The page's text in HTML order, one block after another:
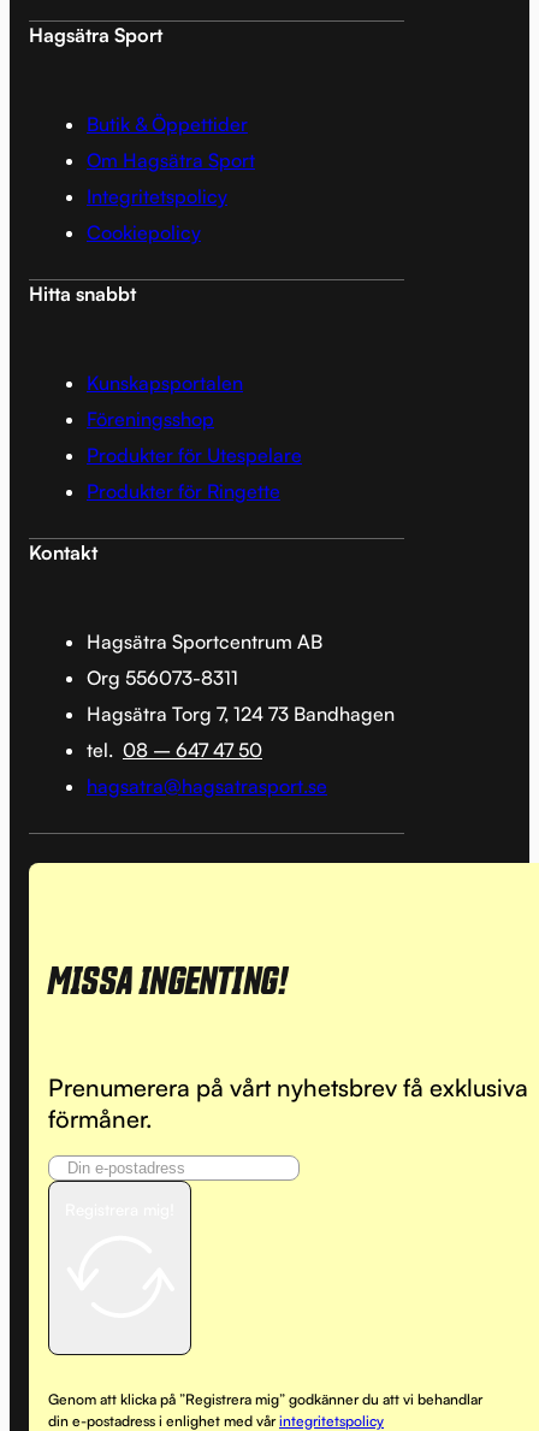
Hagsätra Sport
Butik & Öppettider
Om Hagsätra Sport
Integritetspolicy
Cookiepolicy
Hitta snabbt
Kunskapsportalen
Föreningsshop
Produkter för Utespelare
Produkter för Ringette
Kontakt
Hagsätra Sportcentrum AB
Org 556073-8311
Hagsätra Torg 7, 124 73 Bandhagen
tel. 08 – 647 47 50
hagsatra@hagsatrasport.se
MISSA INGENTING!
Prenumerera på vårt nyhetsbrev få exklusiva
förmåner.
Genom att klicka på ”Registrera mig” godkänner du att vi behandlar
din e-postadress i enlighet med vårintegritetspolicy